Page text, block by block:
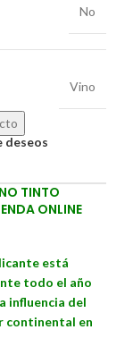
No
Vino
deseos
TINTO
ONLINE
está
todo el año
influencia del
continental en